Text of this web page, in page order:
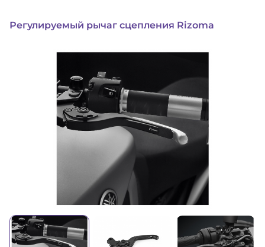
Регулируемый рычаг сцепления Rizoma